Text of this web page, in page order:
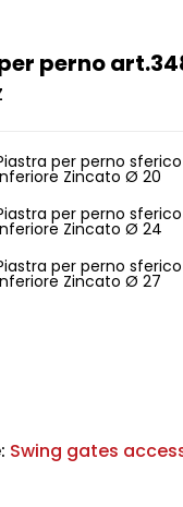
perno
per perno sferico
Zincato Ø 20
per perno sferico
Zincato Ø 24
per perno sferico
Zincato Ø 27
Swing gates